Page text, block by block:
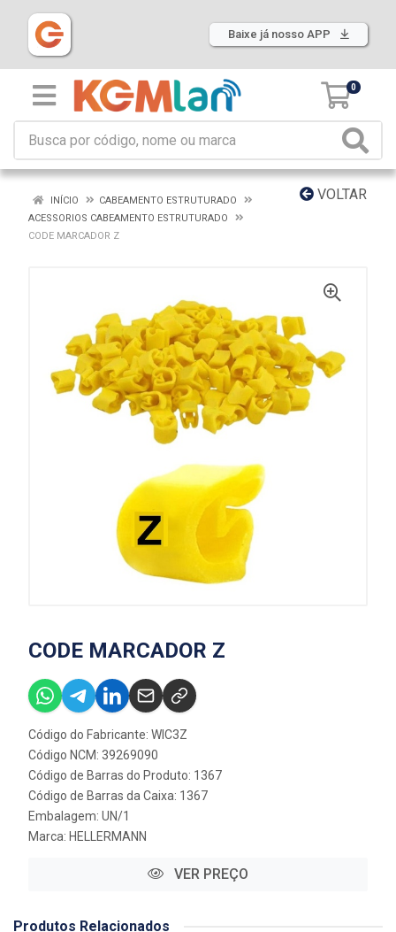
Baixe já nosso APP
0
VOLTAR
INÍCIO
CABEAMENTO ESTRUTURADO
ACESSORIOS CABEAMENTO ESTRUTURADO
CODE MARCADOR Z
CODE MARCADOR Z
Código do Fabricante: WIC3Z
Código NCM: 39269090
Código de Barras do Produto: 1367
Código de Barras da Caixa: 1367
Embalagem: UN/1
Marca: HELLERMANN
VER PREÇO
Produtos Relacionados